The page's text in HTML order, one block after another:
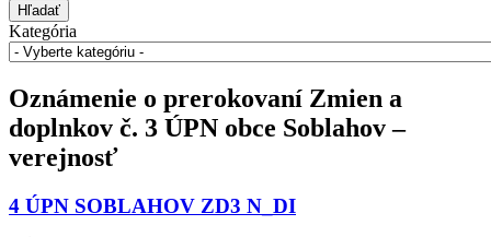
Hľadať
Kategória
Oznámenie o prerokovaní Zmien a
doplnkov č. 3 ÚPN obce Soblahov –
verejnosť
4 ÚPN SOBLAHOV ZD3 N_DI